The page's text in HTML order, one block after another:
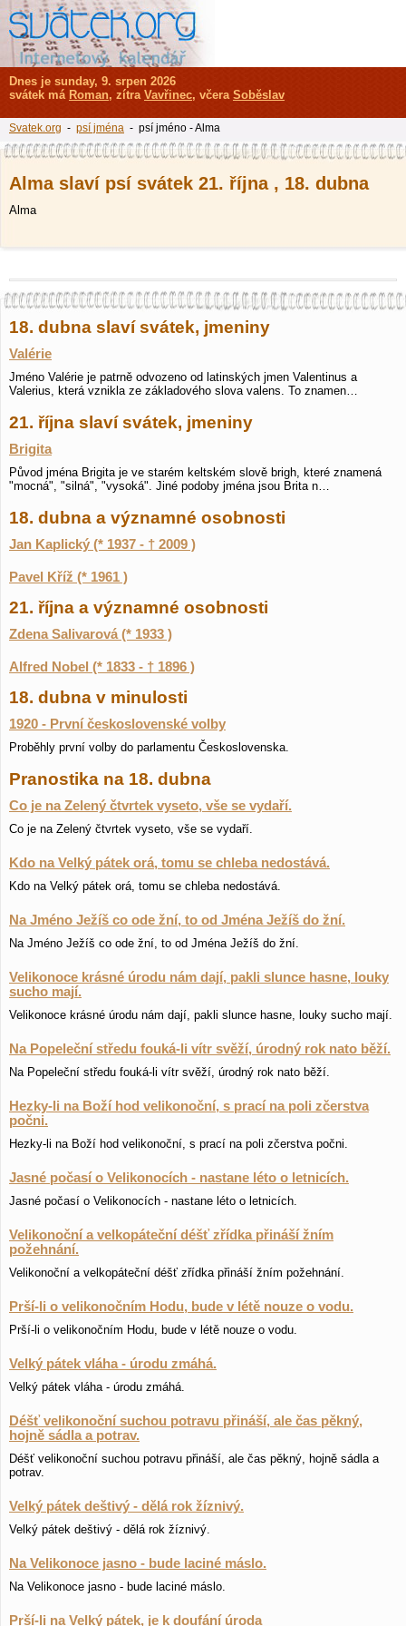
Alma slaví psí svátek 21. října , 18. dubna
Alma
18. dubna slaví svátek, jmeniny
Valérie
Jméno Valérie je patrně odvozeno od latinských jmen Valentinus a
Valerius, která vznikla ze základového slova valens. To znamen…
21. října slaví svátek, jmeniny
Brigita
Původ jména Brigita je ve starém keltském slově brigh, které znamená
"mocná", "silná", "vysoká". Jiné podoby jména jsou Brita n…
18. dubna a významné osobnosti
Jan Kaplický (* 1937 - † 2009 )
Pavel Kříž (* 1961 )
21. října a významné osobnosti
Zdena Salivarová (* 1933 )
Alfred Nobel (* 1833 - † 1896 )
18. dubna v minulosti
1920 - První československé volby
Proběhly první volby do parlamentu Československa.
Pranostika na 18. dubna
Co je na Zelený čtvrtek vyseto, vše se vydaří.
Co je na Zelený čtvrtek vyseto, vše se vydaří.
Kdo na Velký pátek orá, tomu se chleba nedostává.
Kdo na Velký pátek orá, tomu se chleba nedostává.
Na Jméno Ježíš co ode žní, to od Jména Ježíš do žní.
Na Jméno Ježíš co ode žní, to od Jména Ježíš do žní.
Velikonoce krásné úrodu nám dají, pakli slunce hasne, louky
sucho mají.
Velikonoce krásné úrodu nám dají, pakli slunce hasne, louky sucho mají.
Na Popeleční středu fouká-li vítr svěží, úrodný rok nato běží.
Na Popeleční středu fouká-li vítr svěží, úrodný rok nato běží.
Hezky-li na Boží hod velikonoční, s prací na poli zčerstva
počni.
Hezky-li na Boží hod velikonoční, s prací na poli zčerstva počni.
Jasné počasí o Velikonocích - nastane léto o letnicích.
Jasné počasí o Velikonocích - nastane léto o letnicích.
Velikonoční a velkopáteční déšť zřídka přináší žním
požehnání.
Velikonoční a velkopáteční déšť zřídka přináší žním požehnání.
Prší-li o velikonočním Hodu, bude v létě nouze o vodu.
Prší-li o velikonočním Hodu, bude v létě nouze o vodu.
Velký pátek vláha - úrodu zmáhá.
Velký pátek vláha - úrodu zmáhá.
Déšť velikonoční suchou potravu přináší, ale čas pěkný,
hojně sádla a potrav.
Déšť velikonoční suchou potravu přináší, ale čas pěkný, hojně sádla a
potrav.
Velký pátek deštivý - dělá rok žíznivý.
Velký pátek deštivý - dělá rok žíznivý.
Na Velikonoce jasno - bude laciné máslo.
Na Velikonoce jasno - bude laciné máslo.
Prší-li na Velký pátek, je k doufání úroda
Dnes je sunday, 9. srpen 2026
svátek má Roman, zítra Vavřinec, včera Soběslav
Svatek.org - psí jména - psí jméno - Alma